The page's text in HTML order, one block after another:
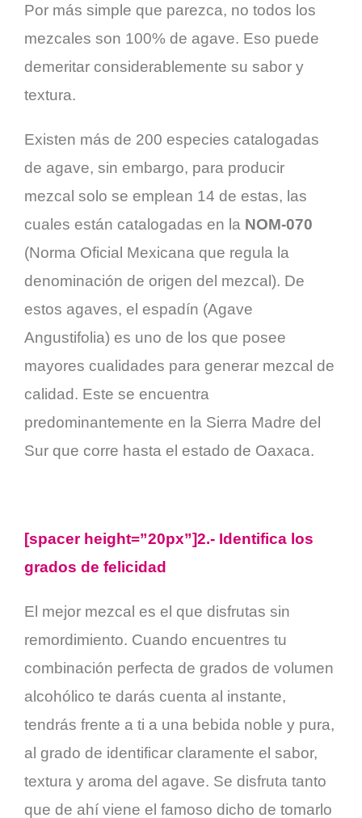
Por más simple que parezca, no todos los
mezcales son 100% de agave. Eso puede
demeritar considerablemente su sabor y
textura.
Existen más de 200 especies catalogadas
de agave, sin embargo, para producir
mezcal solo se emplean 14 de estas, las
cuales están catalogadas en la NOM-070
(Norma Oficial Mexicana que regula la
denominación de origen del mezcal). De
estos agaves, el espadín (Agave
Angustifolia) es uno de los que posee
mayores cualidades para generar mezcal de
calidad. Este se encuentra
predominantemente en la Sierra Madre del
Sur que corre hasta el estado de Oaxaca.
[spacer height=”20px”]2.- Identifica los
grados de felicidad
El mejor mezcal es el que disfrutas sin
remordimiento. Cuando encuentres tu
combinación perfecta de grados de volumen
alcohólico te darás cuenta al instante,
tendrás frente a ti a una bebida noble y pura,
al grado de identificar claramente el sabor,
textura y aroma del agave. Se disfruta tanto
que de ahí viene el famoso dicho de tomarlo